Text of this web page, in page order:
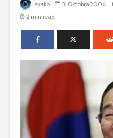
svabo 3. Oktobra 2006.
2 min read